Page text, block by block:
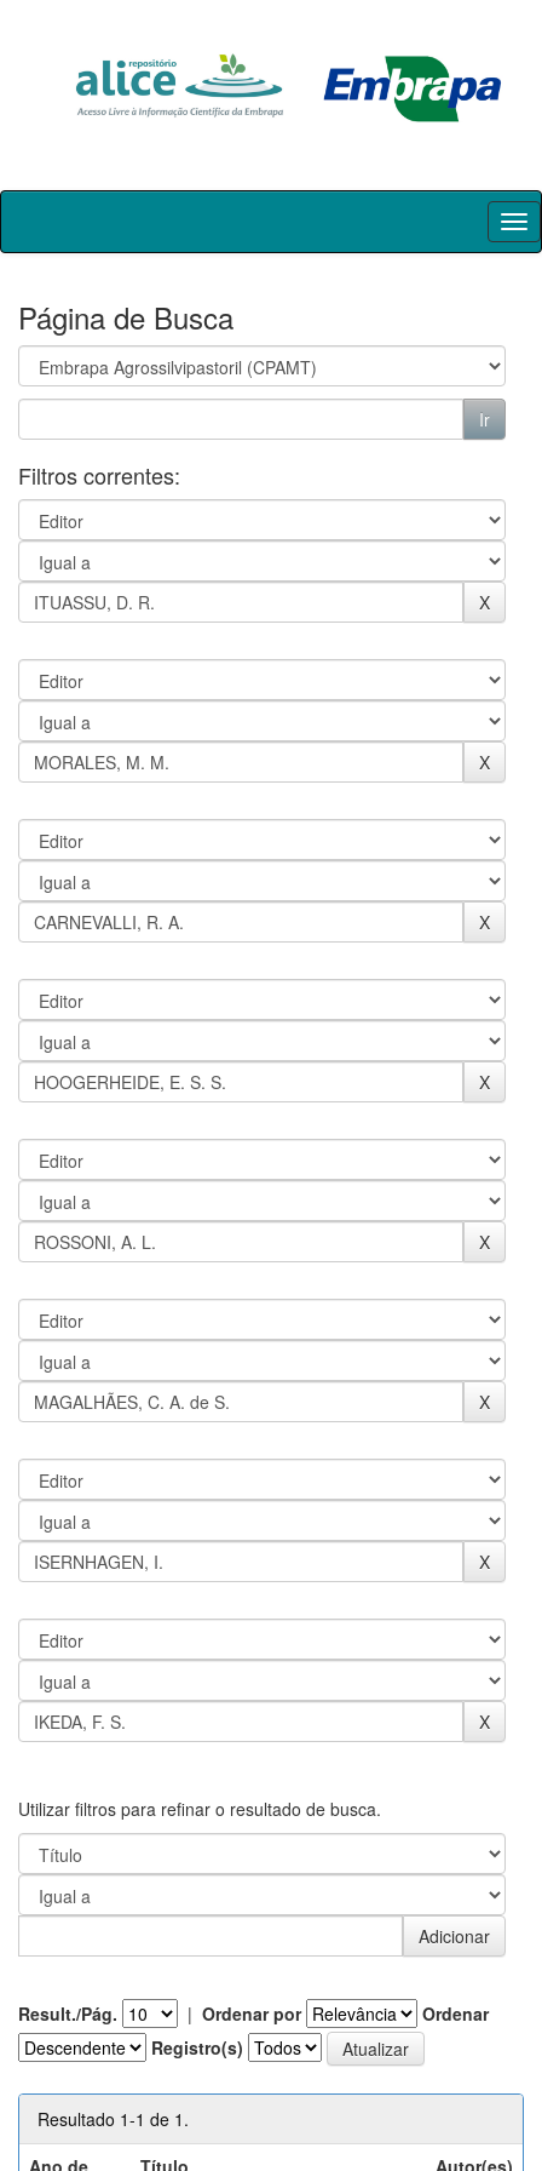
Skip
Página de Busca
Filtros correntes:
Utilizar filtros para refinar o resultado de busca.
Result./Pág. | Ordenar por
Ordenar
Registro(s)
Resultado 1-1 de 1.
Ano de
Título Autor(es)